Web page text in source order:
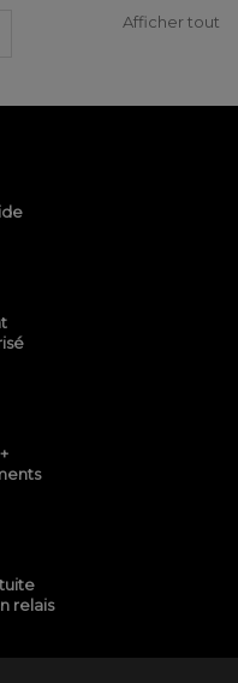
Afficher tout
relais